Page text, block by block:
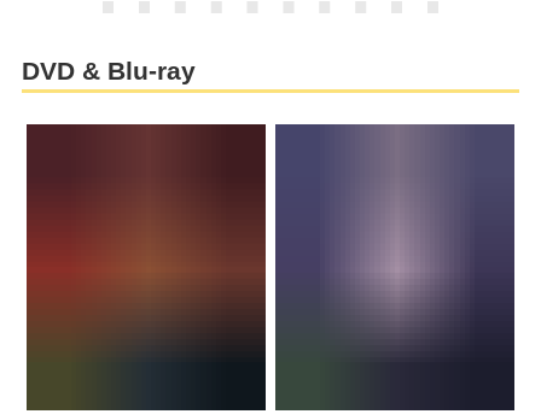
DVD & Blu-ray